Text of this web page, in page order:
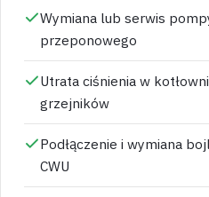
Wymiana lub serwis
przeponowego
Utrata ciśnienia w
grzejników
Podłączenie i wymiana
CWU